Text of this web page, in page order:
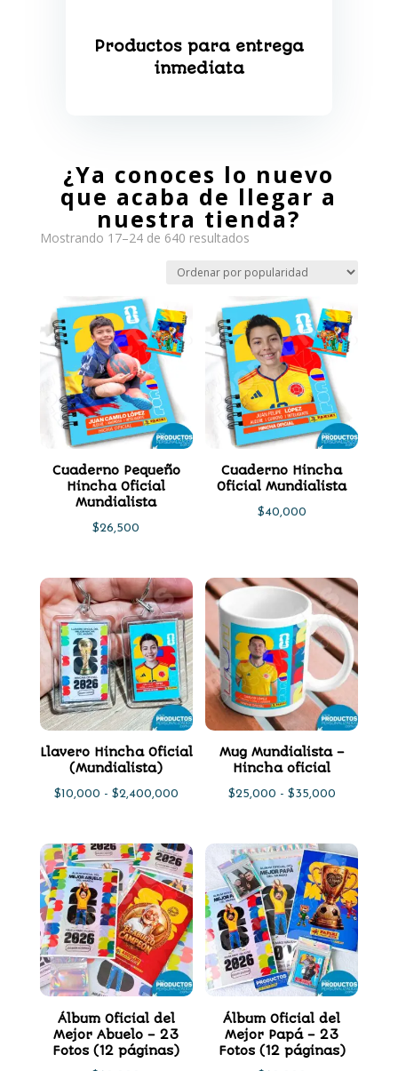
Productos para entrega
inmediata
¿Ya conoces lo nuevo
que acaba de llegar a
nuestra tienda?
Mostrando 17–24 de 640 resultadosOrdenado
popularidad
Cuaderno Pequeño
Hincha Oficial
Mundialista
$26,500
Cuaderno Hincha
Oficial Mundialista
$40,000
Llavero Hincha Oficial
(Mundialista)
$10,000 - $2,400,000Rango
precios:
desde
$10,000
hasta
$2,400,000
Mug Mundialista –
Hincha oficial
$25,000 - $35,000Rango
precios:
desde
$25,000
hasta
$35,000
Álbum Oficial del
Mejor Abuelo – 23
Fotos (12 páginas)
Álbum Oficial del
Mejor Papá – 23
Fotos (12 páginas)